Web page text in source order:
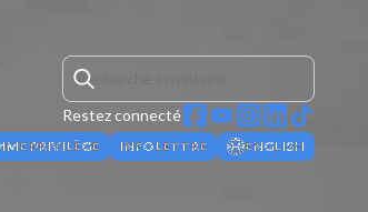
Restez connecté
PRIVILÈGE INFOLETTRE ENGLISH